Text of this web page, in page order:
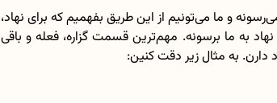
و ما می‌تونیم از این طریق بفهمیم که برای نهاد،
به ما برسونه. مهم‌ترین قسمت گزاره، فعله و باقی
به مثال زیر دقت کنین: